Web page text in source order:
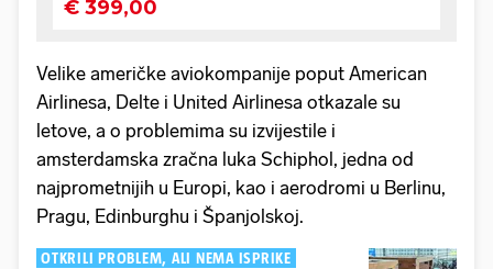
Velike američke aviokompanije poput American
Airlinesa, Delte i United Airlinesa otkazale su
letove, a o problemima su izvijestile i
amsterdamska zračna luka Schiphol, jedna od
najprometnijih u Europi, kao i aerodromi u Berlinu,
Pragu, Edinburghu i Španjolskoj.
OTKRILI PROBLEM, ALI NEMA ISPRIKE